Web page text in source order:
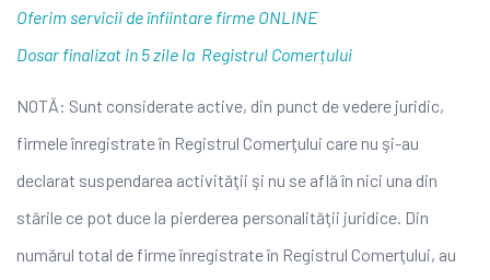
Oferim servicii de înfiintare firme ONLINE
Dosar finalizat in 5 zile la Registrul Comerțului
NOTĂ: Sunt considerate active, din punct de vedere juridic,
firmele înregistrate în Registrul Comerţului care nu şi-au
declarat suspendarea activităţii şi nu se află în nici una din
stările ce pot duce la pierderea personalităţii juridice. Din
numărul total de firme înregistrate în Registrul Comerţului, au